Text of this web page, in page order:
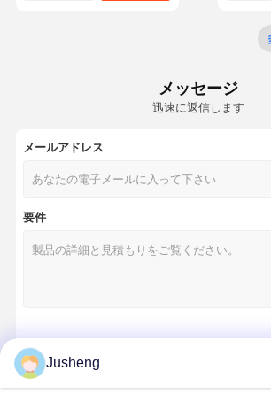
幼虫のエンジン部分
クボタ エンジン部品
カミンズエンジン部品
YANMAR エンジン部品
DOOSAN 掘削機 エンジン 部品
エンジンの連接棒
メッセージ
迅速に返信します
メールアドレス
要件
Jusheng